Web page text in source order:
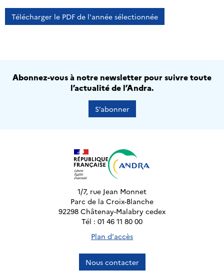
Télécharger le PDF de l'année sélectionnée
Abonnez-vous à notre newsletter pour suivre toute
l’actualité de l’Andra.
S’abonner
1/7, rue Jean Monnet
Parc de la Croix-Blanche
92298 Châtenay-Malabry cedex
Tél : 01 46 11 80 00
Plan d'accès
Nous contacter